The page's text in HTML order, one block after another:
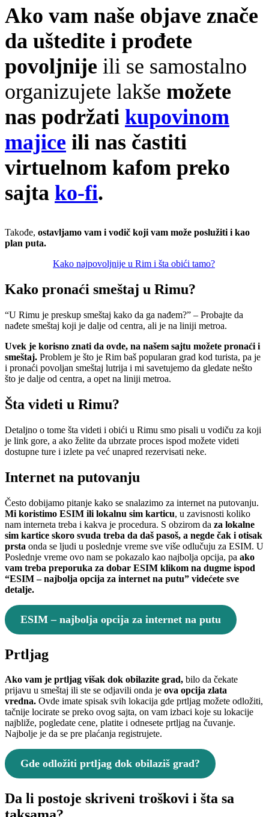
Ako vam naše objave znače
da uštedite i prođete
povoljnije ili se samostalno
organizujete lakše možete
nas podržati kupovinom
majice ili nas častiti
virtuelnom kafom preko
sajta ko-fi.
Takođe, ostavljamo vam i vodič koji vam može poslužiti i kao
plan puta.
Kako najpovoljnije u Rim i šta obići tamo?
Kako pronaći smeštaj u Rimu?
“U Rimu je preskup smeštaj kako da ga nađem?” – Probajte da
nađete smeštaj koji je dalje od centra, ali je na liniji metroa.
Uvek je korisno znati da ovde, na našem sajtu možete pronaći i
smeštaj. Problem je što je Rim baš popularan grad kod turista, pa je
i pronaći povoljan smeštaj lutrija i mi savetujemo da gledate nešto
što je dalje od centra, a opet na liniji metroa.
Šta videti u Rimu?
Detaljno o tome šta videti i obići u Rimu smo pisali u vodiču za koji
je link gore, a ako želite da ubrzate proces ispod možete videti
dostupne ture i izlete pa već unapred rezervisati neke.
Internet na putovanju
Često dobijamo pitanje kako se snalazimo za internet na putovanju.
Mi koristimo ESIM ili lokalnu sim karticu, u zavisnosti koliko
nam interneta treba i kakva je procedura. S obzirom da za lokalne
sim kartice skoro svuda treba da daš pasoš, a negde čak i otisak
prsta onda se ljudi u poslednje vreme sve više odlučuju za ESIM. U
Poslednje vreme ovo nam se pokazalo kao najbolja opcija, pa ako
vam treba preporuka za dobar ESIM klikom na dugme ispod
“ESIM – najbolja opcija za internet na putu” videćete sve
detalje.
ESIM – najbolja opcija za internet na putu
Prtljag
Ako vam je prtljag višak dok obilazite grad, bilo da čekate
prijavu u smeštaj ili ste se odjavili onda je ova opcija zlata
vredna. Ovde imate spisak svih lokacija gde prtljag možete odložiti,
tačnije locirate se preko ovog sajta, on vam izbaci koje su lokacije
najbliže, pogledate cene, platite i odnesete prtljag na čuvanje.
Najbolje je da se pre plaćanja registrujete.
Gde odložiti prtljag dok obilaziš grad?
Da li postoje skriveni troškovi i šta sa